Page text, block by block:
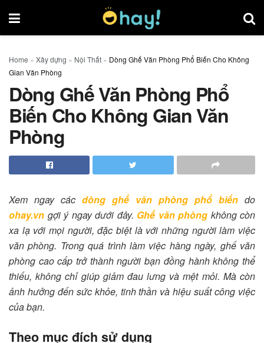
Home » Xây dựng » Nội Thất » Dòng Ghế Văn Phòng Phổ Biến Cho Không
Gian Văn Phòng
Dòng Ghế Văn Phòng Phổ
Biến Cho Không Gian Văn
Phòng
Xem ngay các dòng ghế văn phòng phổ biến do
ohay.vn gợi ý ngay dưới đây. Ghế văn phòng không còn
xa lạ với mọi người, đặc biệt là với những người làm việc
văn phòng. Trong quá trình làm việc hàng ngày, ghế văn
phòng cao cấp trở thành người bạn đồng hành không thể
thiếu, không chỉ giúp giảm đau lưng và mệt mỏi. Mà còn
ảnh hưởng đến sức khỏe, tinh thần và hiệu suất công việc
của bạn.
Theo mục đích sử dụng